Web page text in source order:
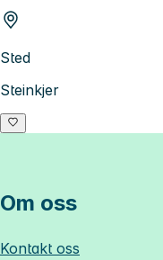
Sted
Steinkjer
Om oss
Kontakt oss